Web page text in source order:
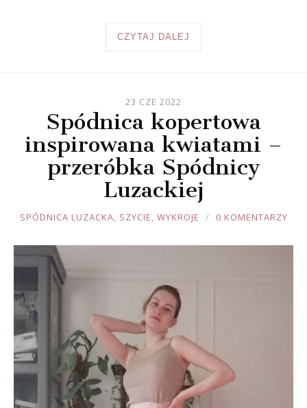
CZYTAJ DALEJ
23 CZE 2022
Spódnica kopertowa
inspirowana kwiatami –
przeróbka Spódnicy
Luzackiej
JOULE
SPÓDNICA LUZACKA, SZYCIE, WYKROJE 0 KOMENTARZY